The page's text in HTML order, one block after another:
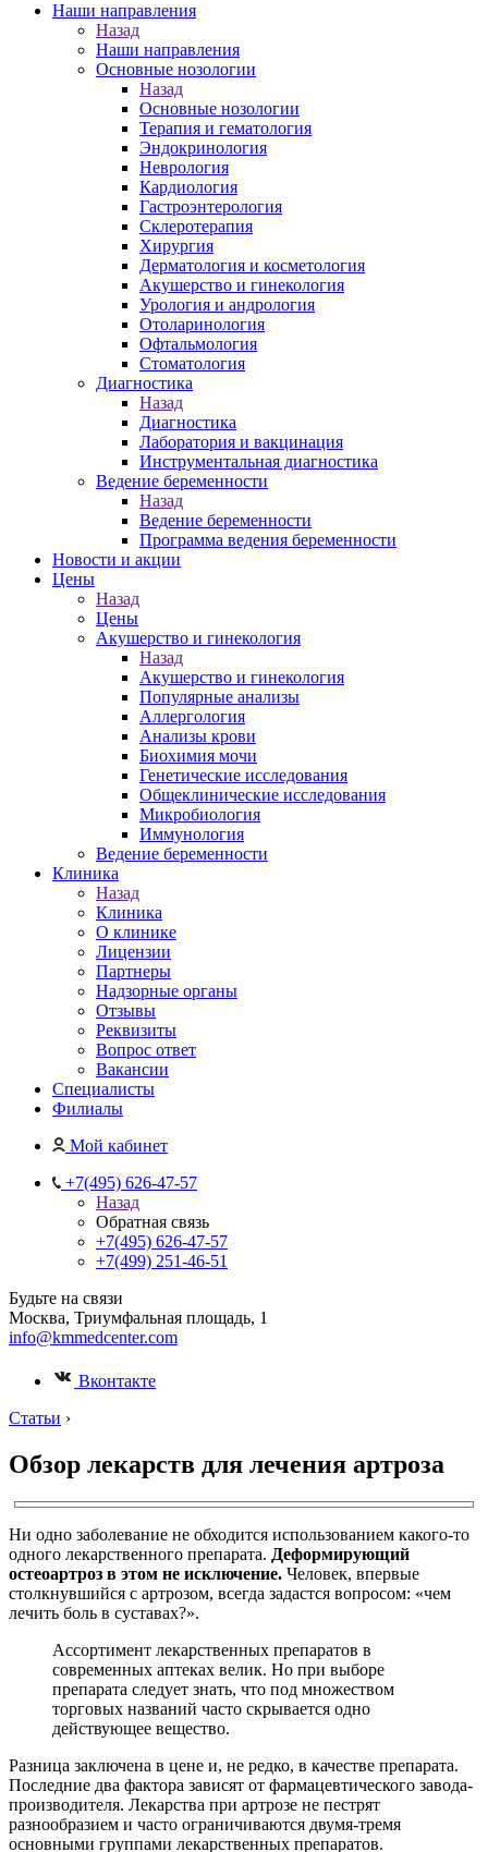
Наши направления
Назад
Наши направления
Основные нозологии
Назад
Основные нозологии
Терапия и гематология
Эндокринология
Неврология
Кардиология
Гастроэнтерология
Склеротерапия
Хирургия
Дерматология и косметология
Акушерство и гинекология
Урология и андрология
Отоларинология
Офтальмология
Стоматология
Диагностика
Назад
Диагностика
Лаборатория и вакцинация
Инструментальная диагностика
Ведение беременности
Назад
Ведение беременности
Программа ведения беременности
Новости и акции
Цены
Назад
Цены
Акушерство и гинекология
Назад
Акушерство и гинекология
Популярные анализы
Аллергология
Анализы крови
Биохимия мочи
Генетические исследования
Общеклинические исследования
Микробиология
Иммунология
Ведение беременности
Клиника
Назад
Клиника
О клинике
Лицензии
Партнеры
Надзорные органы
Отзывы
Реквизиты
Вопрос ответ
Вакансии
Специалисты
Филиалы
Мой кабинет
+7(495) 626-47-57
Назад
Обратная связь
+7(495) 626-47-57
+7(499) 251-46-51
Будьте на связи
Москва, Триумфальная площадь, 1
info@kmmedcenter.com
Вконтакте
Статьи ›
Обзор лекарств для лечения артроза
Ни одно заболевание не обходится использованием какого-то
одного лекарственного препарата. Деформирующий
остеоартроз в этом не исключение. Человек, впервые
столкнувшийся с артрозом, всегда задастся вопросом: «чем
лечить боль в суставах?».
Ассортимент лекарственных препаратов в
современных аптеках велик. Но при выборе
препарата следует знать, что под множеством
торговых названий часто скрывается одно
действующее вещество.
Разница заключена в цене и, не редко, в качестве препарата.
Последние два фактора зависят от фармацевтического завода-
производителя. Лекарства при артрозе не пестрят
разнообразием и часто ограничиваются двумя-тремя
основными группами лекарственных препаратов.